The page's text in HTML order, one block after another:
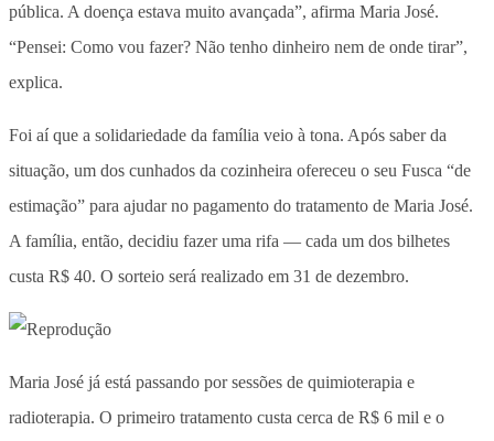
pública. A doença estava muito avançada”, afirma Maria José.
“Pensei: Como vou fazer? Não tenho dinheiro nem de onde tirar”,
explica.
Foi aí que a solidariedade da família veio à tona. Após saber da
situação, um dos cunhados da cozinheira ofereceu o seu Fusca “de
estimação” para ajudar no pagamento do tratamento de Maria José.
A família, então, decidiu fazer uma rifa — cada um dos bilhetes
custa R$ 40. O sorteio será realizado em 31 de dezembro.
Maria José já está passando por sessões de quimioterapia e
radioterapia. O primeiro tratamento custa cerca de R$ 6 mil e o